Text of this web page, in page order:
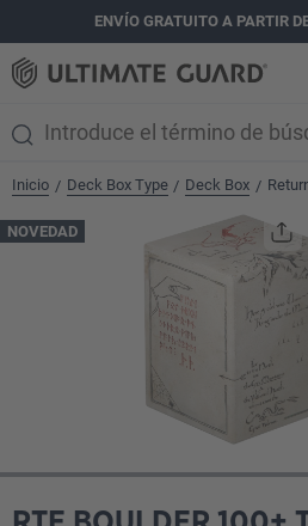
principalENVÍO GRATUITO A PARTIR
Inicio / Deck Box Type / Deck Box /
NOVEDAD
Omitir galería de imágenes